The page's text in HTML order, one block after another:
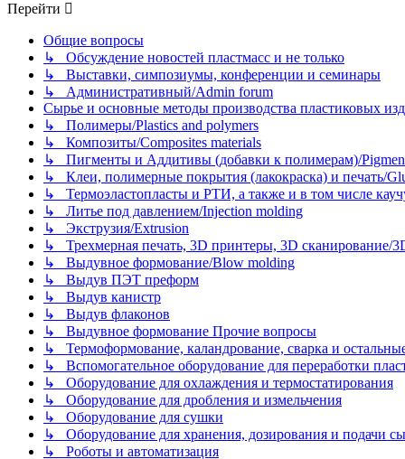
Перейти
Общие вопросы
↳ Обсуждение новостей пластмасс и не только
↳ Выставки, симпозиумы, конференции и семинары
↳ Административный/Admin forum
Сырье и основные методы производства пластиковых
↳ Полимеры/Plastics and polymers
↳ Композиты/Сomposites materials
↳ Пигменты и Аддитивы (добавки к полимерам)/
↳ Клеи, полимерные покрытия (лакокраска) и печать/
↳ Термоэластопласты и РТИ, а также и в том числе
↳ Литье под давлением/Injection molding
↳ Экструзия/Extrusion
↳ Трехмерная печать, 3D принтеры, 3D сканирование/
↳ Выдувное формование/Blow molding
↳ Выдув ПЭТ преформ
↳ Выдув канистр
↳ Выдув флаконов
↳ Выдувное формование Прочие вопросы
↳ Термоформование, каландрование, сварка и
↳ Вспомогательное оборудование для переработки
↳ Оборудование для охлаждения и термостатирования
↳ Оборудование для дробления и измельчения
↳ Оборудование для сушки
↳ Оборудование для хранения, дозирования и подачи
↳ Роботы и автоматизация